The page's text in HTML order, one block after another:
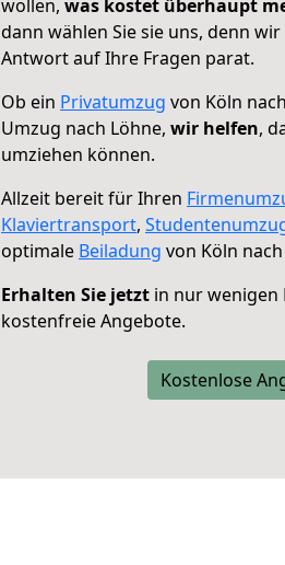
wollen, was kostet überhaupt
dann wählen Sie sie uns, denn
Antwort auf Ihre Fragen parat.
Ob ein Privatumzug von Köln
Umzug nach Löhne, wir helfen,
umziehen können.
Allzeit bereit für Ihren
Klaviertransport,
optimale Beiladung von Köln
Erhalten Sie jetzt in nur
kostenfreie Angebote.
Kostenlose